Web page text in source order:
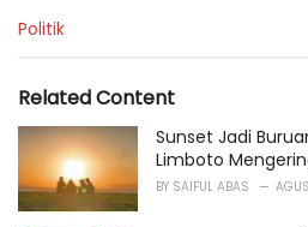
C
e
o
e
Politik
Related Content
Sunset Jadi
Limboto
BY SAIFUL ABAS